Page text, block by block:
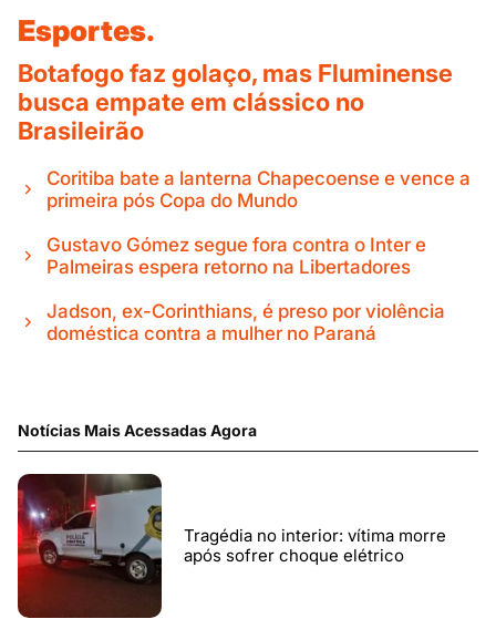
Esportes.
Botafogo faz golaço, mas Fluminense
busca empate em clássico no
Brasileirão
Coritiba bate a lanterna Chapecoense e vence a
primeira pós Copa do Mundo
Gustavo Gómez segue fora contra o Inter e
Palmeiras espera retorno na Libertadores
Jadson, ex-Corinthians, é preso por violência
doméstica contra a mulher no Paraná
Notícias Mais Acessadas Agora
Tragédia no interior: vítima morre
após sofrer choque elétrico